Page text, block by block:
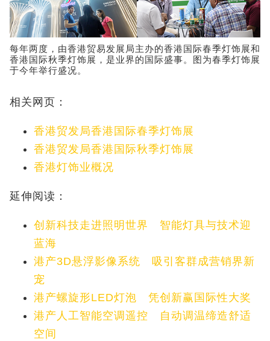
每年两度，由香港贸易发展局主办的香港国际春季灯饰展和
香港国际秋季灯饰展，是业界的国际盛事。图为春季灯饰展
于今年举行盛况。
相关网页：
香港贸发局香港国际春季灯饰展
香港贸发局香港国际秋季灯饰展
香港灯饰业概况
延伸阅读：
创新科技走进照明世界 智能灯具与技术迎
蓝海
港产3D悬浮影像系统 吸引客群成营销界新
宠
港产螺旋形LED灯泡 凭创新赢国际性大奖
港产人工智能空调遥控 自动调温缔造舒适
空间